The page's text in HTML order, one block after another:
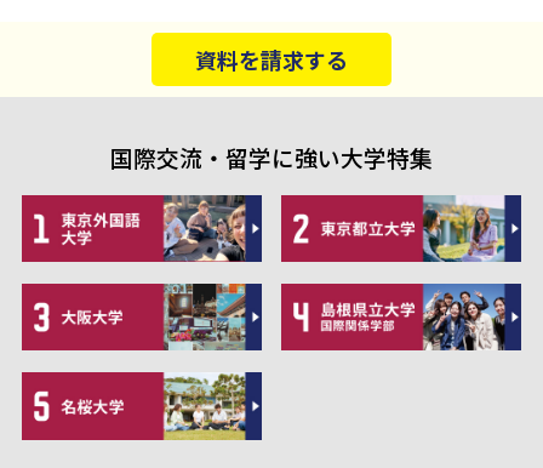
資料を請求する
国際交流・留学に強い大学特集